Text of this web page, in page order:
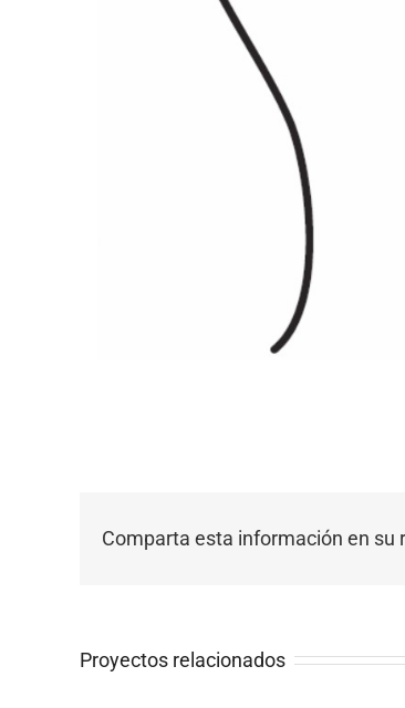
Comparta esta información en su
Proyectos relacionados